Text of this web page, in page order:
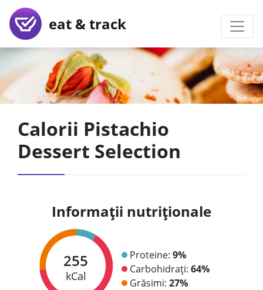
eat & track
Calorii Pistachio
Dessert Selection
Informații nutriționale
255
kCal
Proteine: 9%
Carbohidrați: 64%
Grăsimi: 27%